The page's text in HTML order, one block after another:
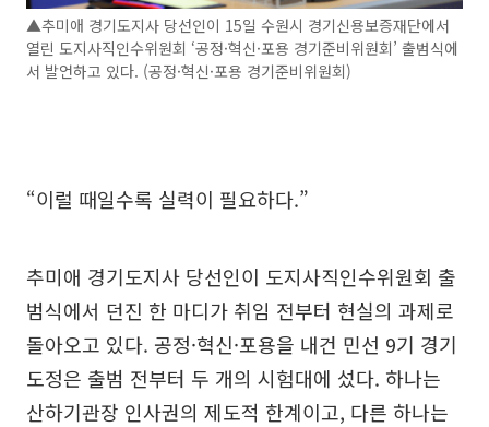
▲추미애 경기도지사 당선인이 15일 수원시 경기신용보증재단에서
열린 도지사직인수위원회 ‘공정·혁신·포용 경기준비위원회’ 출범식에
서 발언하고 있다. (공정·혁신·포용 경기준비위원회)
“이럴 때일수록 실력이 필요하다.”
추미애 경기도지사 당선인이 도지사직인수위원회 출
범식에서 던진 한 마디가 취임 전부터 현실의 과제로
돌아오고 있다. 공정·혁신·포용을 내건 민선 9기 경기
도정은 출범 전부터 두 개의 시험대에 섰다. 하나는
산하기관장 인사권의 제도적 한계이고, 다른 하나는